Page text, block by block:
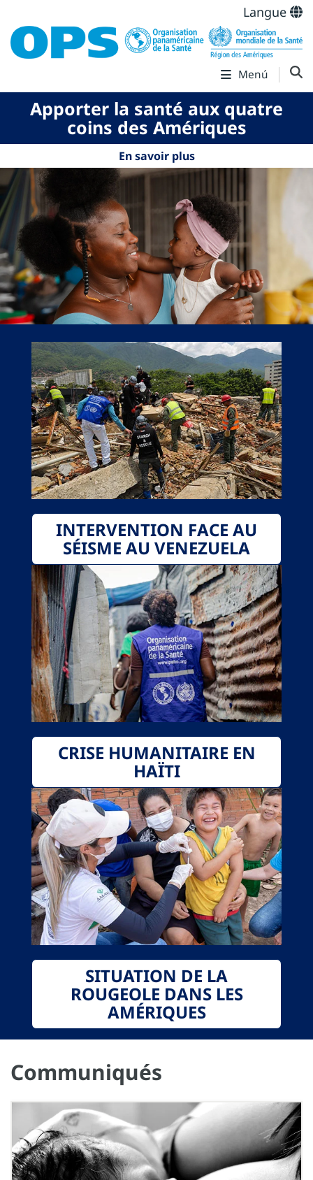
Langue
Menú
Apporter la santé aux quatre
coins des Amériques
En savoir plus
INTERVENTION FACE AU
SÉISME AU VENEZUELA
CRISE HUMANITAIRE EN
HAÏTI
SITUATION DE LA
ROUGEOLE DANS LES
AMÉRIQUES
Communiqués